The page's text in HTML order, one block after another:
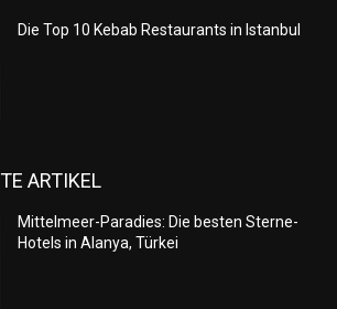
Die Top 10 Kebab Restaurants in Istanbul
ARTIKEL
Mittelmeer-Paradies: Die besten Sterne-
Hotels in Alanya, Türkei